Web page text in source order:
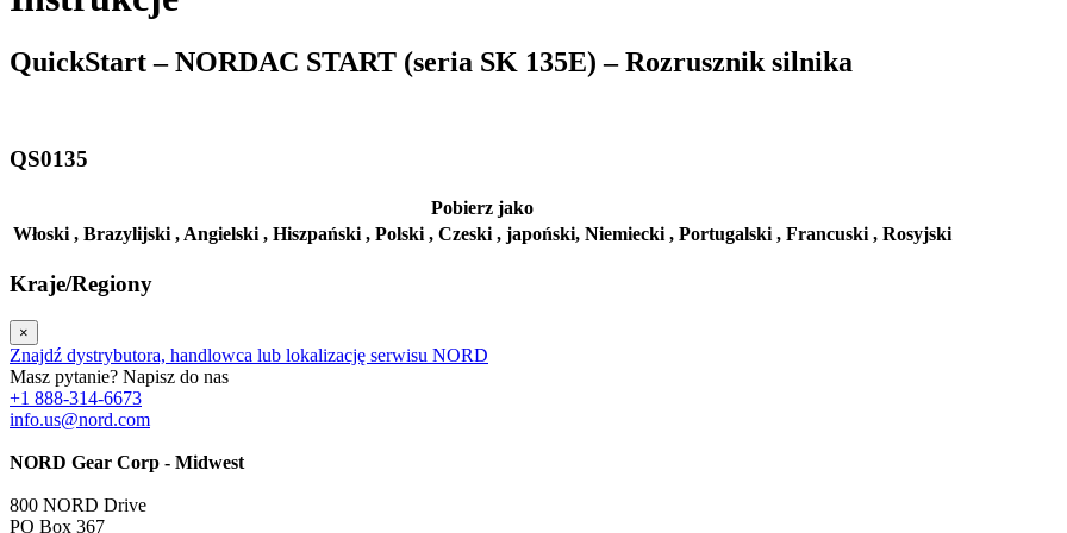
QuickStart – NORDAC START (seria SK 135E) – Rozrusznik silnika
QS0135
Pobierz jako
Włoski , Brazylijski , Angielski , Hiszpański , Polski , Czeski , japoński, Niemiecki , Portugalski , Francuski , Rosyjski
Kraje/Regiony
×
Znajdź dystrybutora, handlowca lub lokalizację serwisu NORD
Masz pytanie? Napisz do nas
+1 888-314-6673
info.us@nord.com
NORD Gear Corp - Midwest
800 NORD Drive
PO Box 367